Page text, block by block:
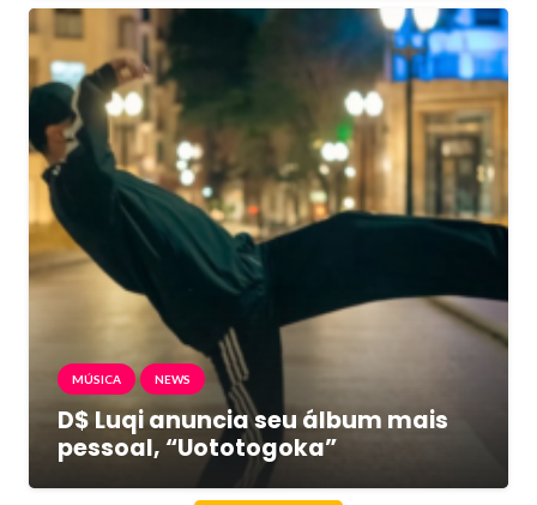
MÚSICA NEWS
D$ Luqi anuncia seu álbum mais
pessoal, “Uototogoka”